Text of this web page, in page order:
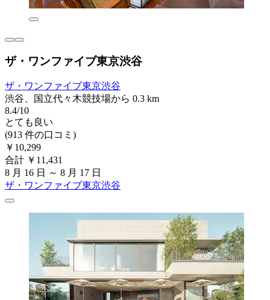
ザ・ワンファイブ東京渋谷
ザ・ワンファイブ東京渋谷
渋谷、国立代々木競技場から 0.3 km
8.4/10
とても良い
(913 件の口コミ)
￥10,299
合計 ￥11,431
8 月 16 日 ～ 8 月 17 日
ザ・ワンファイブ東京渋谷